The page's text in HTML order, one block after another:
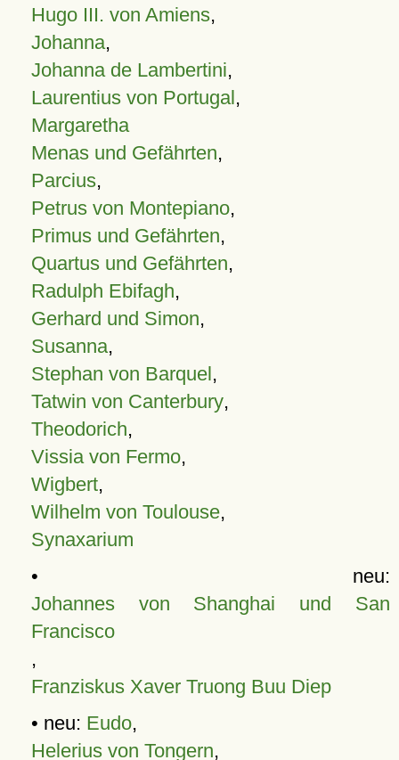
Hugo III. von Amiens,
Johanna,
Johanna de Lambertini,
Laurentius von Portugal,
Margaretha
Menas und Gefährten,
Parcius,
Petrus von Montepiano,
Primus und Gefährten,
Quartus und Gefährten,
Radulph Ebifagh,
Gerhard und Simon,
Susanna,
Stephan von Barquel,
Tatwin von Canterbury,
Theodorich,
Vissia von Fermo,
Wigbert,
Wilhelm von Toulouse,
Synaxarium
• neu:
Johannes von Shanghai und San
Francisco
,
Franziskus Xaver Truong Buu Diep
• neu: Eudo,
Helerius von Tongern,